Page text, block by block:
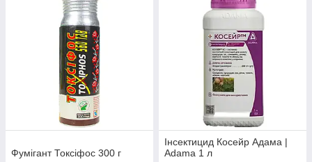
Фумігант Токсіфос 300 г
Інсектицид Косейр Адама |
Adama 1 л